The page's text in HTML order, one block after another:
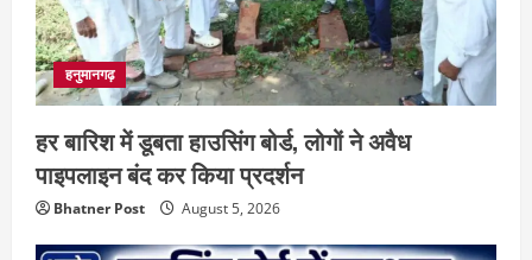
हनुमानगढ़
हर बारिश में डूबता हाउसिंग बोर्ड, लोगों ने अवैध
पाइपलाइन बंद कर किया प्रदर्शन
Bhatner Post August 5, 2026